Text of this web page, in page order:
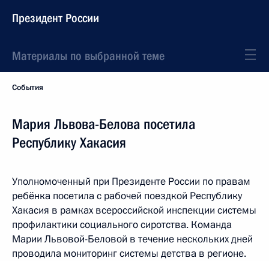
Президент России
Материалы по выбранной теме
События
Мария Львова-Белова посетила
Республику Хакасия
Уполномоченный при Президенте России по правам
ребёнка посетила с рабочей поездкой Республику
Хакасия в рамках всероссийской инспекции системы
профилактики социального сиротства. Команда
Марии Львовой-Беловой в течение нескольких дней
проводила мониторинг системы детства в регионе.